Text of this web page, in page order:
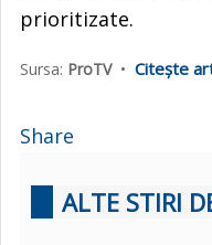
prioritizate.
Sursa: ProTV• Citește
Share
ALTE STIRI